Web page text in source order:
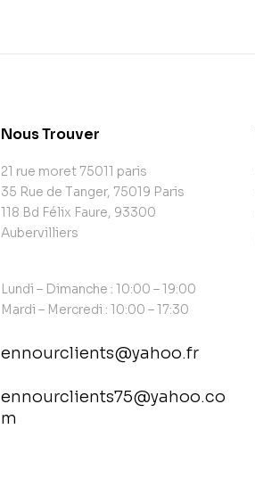
Nous Trouver
21 rue moret 75011 paris
35 Rue de Tanger, 75019 Paris
118 Bd Félix Faure, 93300
Aubervilliers
Lundi – Dimanche : 10:00 – 19:00
Mardi – Mercredi : 10:00 – 17:30
ennourclients@yahoo.fr
ennourclients75@yahoo.co
m